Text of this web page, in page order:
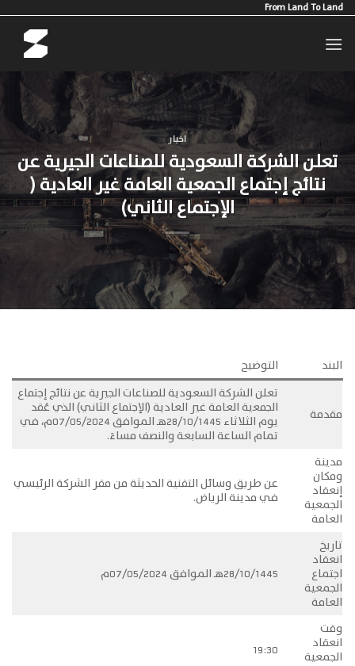
Skip
content
From Land To Land
اخبار
تعلن الشركة السعودية للصناعات الجيرية عن
نتائج إجتماع الجمعية العامة غير العادية (
الإجتماع الثاني)
البند التوضيح
مقدمة
تعلن الشركة السعودية للصناعات الجيرية ﻋن ﻧﺗﺎﺋﺞ إﺟﺗﻣﺎع
اﻟﺟﻣﻌﯾﺔ اﻟﻌﺎﻣﺔ غير اﻟﻌﺎدﯾﺔ (الإﺟﺗﻣﺎع الثاني) الذي عُقد
يوم الثلاثاء 28/10/1445هـ الموافق 07/05/2024م، في
تمام الساعة السابعة والنصف مساءً.
مدينة
ومكان
إنعقاد
الجمعية
العامة
عن طريق وسائل التقنية الحديثة من مقر الشركة الرئيسي
في مدينة الرياض.
تاريخ
انعقاد
اجتماع
الجمعية
العامة
28/10/1445هـ الموافق 07/05/2024م
وقت
انعقاد
الجمعية
19:30